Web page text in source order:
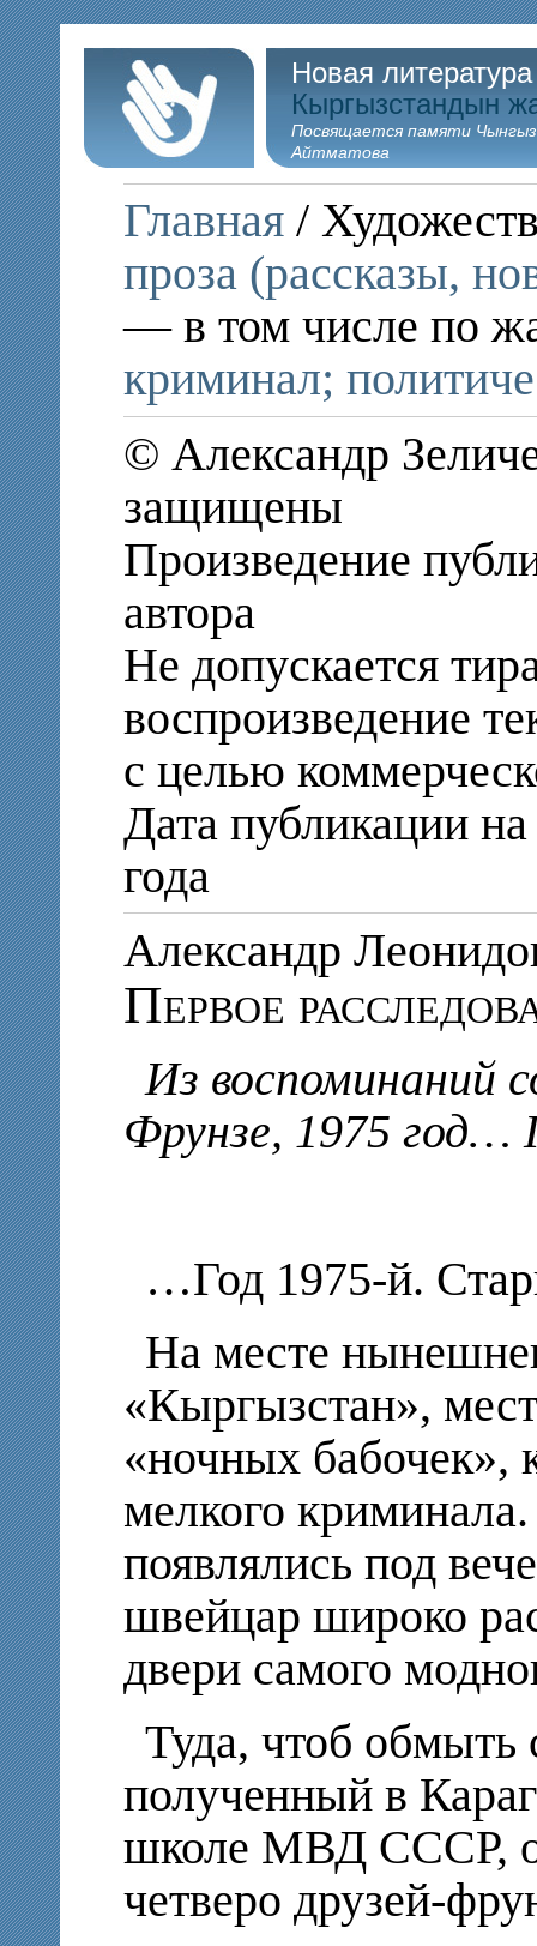
Новая
Кыргызстандын
Посвящается памяти
Айтматова
Главная /
проза (рассказы,
— в том числе по
криминал;
© Александр
защищены
Произведение
автора
Не допускается
воспроизведение
с целью
Дата публикации
года
Александр
Первое
Из воспоминаний
Фрунзе, 1975 год…
…Год 1975-й.
На месте
«Кыргызстан»,
«ночных бабочек»,
мелкого
появлялись под
швейцар широко
двери самого
Туда, чтоб обмыть
полученный в
школе МВД СССР,
четверо друзей-